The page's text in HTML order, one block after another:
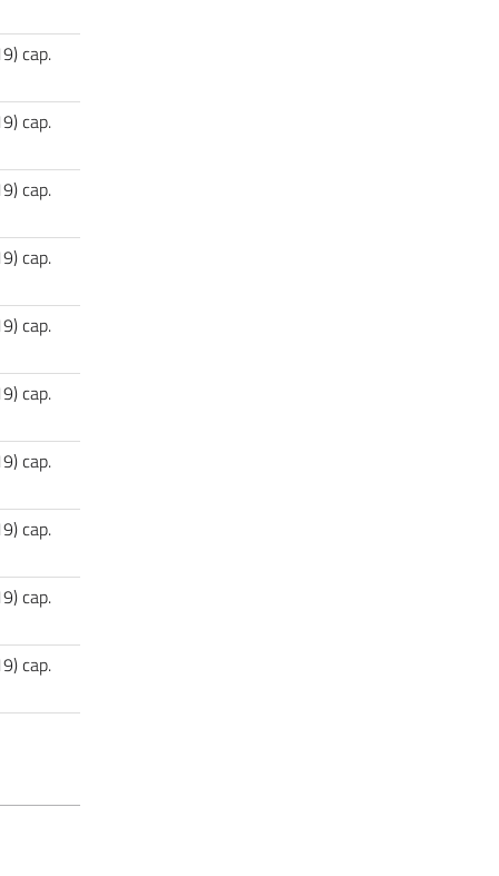
cap.
cap.
cap.
cap.
cap.
cap.
cap.
cap.
cap.
cap.